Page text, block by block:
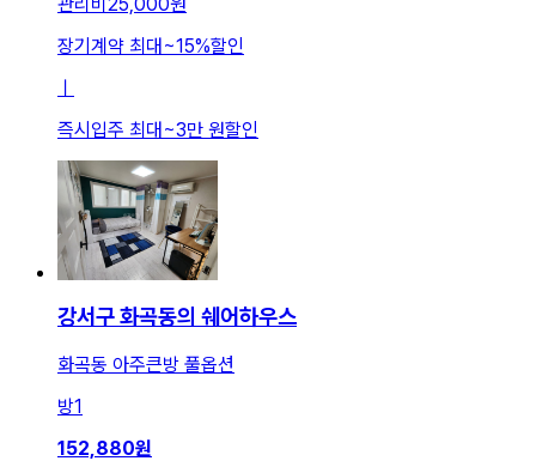
관리비 25,000원
장기계약 최대 ~15%할인
즉시입주 최대 ~3만 원할인
강서구 화곡동의 쉐어하우스
화곡동 아주큰방 풀옵션
방1
152,880원